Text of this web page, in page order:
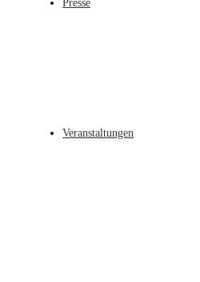
Presse
Veranstaltungen